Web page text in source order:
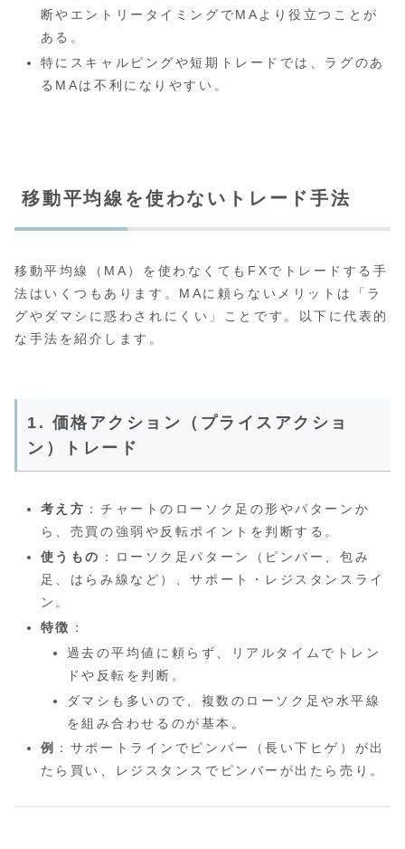
断やエントリータイミングでMAより役立つことが
ある。
特にスキャルピングや短期トレードでは、ラグのあ
るMAは不利になりやすい。
移動平均線を使わないトレード手法
移動平均線（MA）を使わなくてもFXでトレードする手
法はいくつもあります。MAに頼らないメリットは「ラ
グやダマシに惑わされにくい」ことです。以下に代表的
な手法を紹介します。
1. 価格アクション（プライスアクショ
ン）トレード
考え方 ：チャートのローソク足の形やパターンか
ら、売買の強弱や反転ポイントを判断する。
使うもの ：ローソク足パターン（ピンバー、包み
足、はらみ線など）、サポート・レジスタンスライ
ン。
特徴 ：
過去の平均値に頼らず、リアルタイムでトレン
ドや反転を判断。
ダマシも多いので、複数のローソク足や水平線
を組み合わせるのが基本。
例
：サポートラインでピンバー（長い下ヒゲ）が出
たら買い、レジスタンスでピンバーが出たら売り。